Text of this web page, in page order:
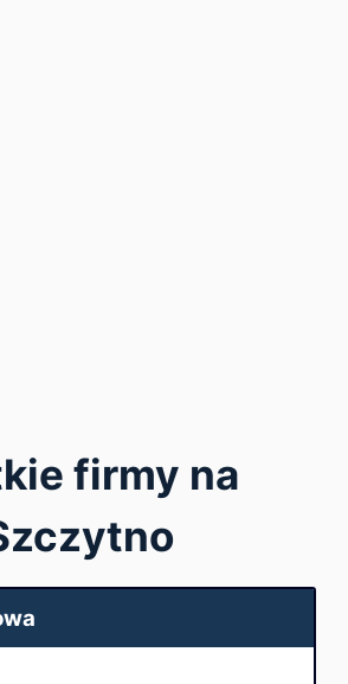
firmy na